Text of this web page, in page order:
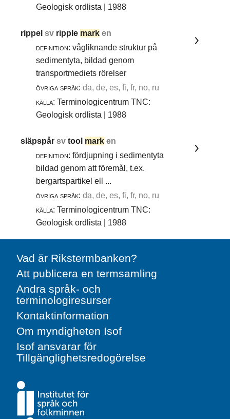
Geologisk ordlista | 1988
rippelsv ripple mark en
definition: vågliknande struktur på
sedimentyta, bildad genom
transportmediets rörelser
övriga språk: da, de, es, fi, fr, no, ru
källa: Terminologicentrum TNC:
Geologisk ordlista | 1988
släpspårsvtool mark en
definition: fördjupning i sedimentyta
bildad genom att föremål, t.ex.
bergartspartikel ell ...
övriga språk: da, de, es, fi, fr, no, ru
källa: Terminologicentrum TNC:
Geologisk ordlista | 1988
Vad är Rikstermbanken?
Att publicera en termsamling
Andra språk- och
terminologiresurser
Kontaktinformation
Om myndigheten Isof
Isof ansvarar för
Tillgänglighetsredogörelse